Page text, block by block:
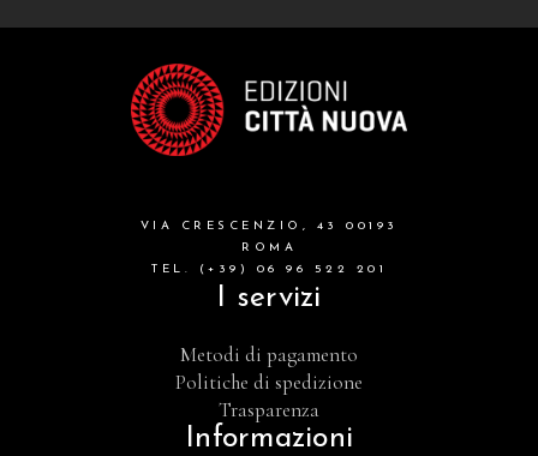
grandi opere
formazione cristiana e liturgia
catalogo storico
attualita'
VIA CRESCENZIO, 43 00193
ROMA
TEL. (+39) 06 96 522 201
I servizi
Metodi di pagamento
Politiche di spedizione
Trasparenza
Informazioni